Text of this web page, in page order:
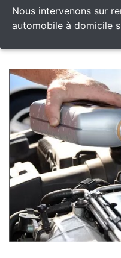
Nous intervenons sur
automobile à domicile